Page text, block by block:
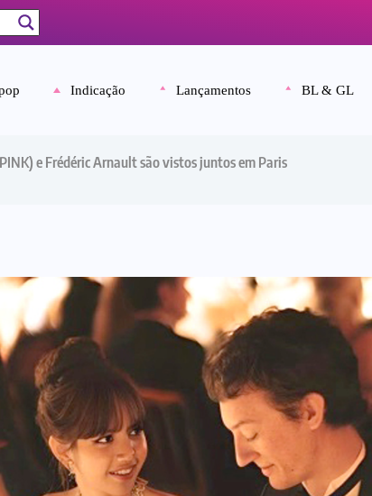
Indicação Lançamentos BL & GL
e Frédéric Arnault são vistos juntos em Paris